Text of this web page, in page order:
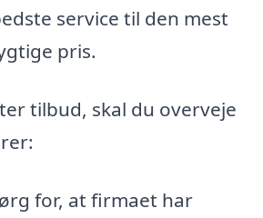
service til den mest
pris.
tilbud, skal du overveje
for, at firmaet har